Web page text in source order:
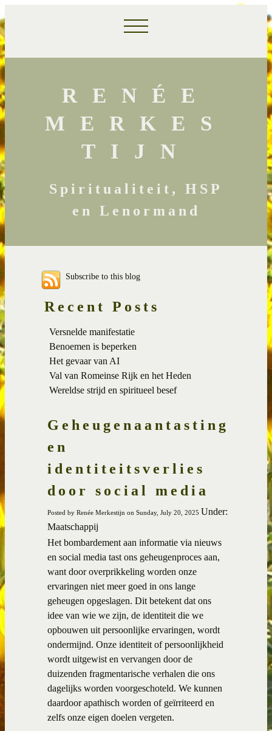
RENÉE
MERKES
TIJN
Spiritualiteit, HSP
en Lenormand
Subscribe to this blog
Recent Posts
Versnelde manifestatie
Benoemen is beperken
Het gevaar van AI
Val van Romeinse Rijk en het Heden
Wereldse strijd en spiritueel besef
Geheugenaantasting
en
identiteitsverlies
door social media
Posted by Renée Merkestijn on Sunday, July 20, 2025 Under:
Maatschappij
Het bombardement aan informatie via nieuws
en social media tast ons geheugenproces aan,
want door overprikkeling worden onze
ervaringen niet meer goed in ons lange
geheugen opgeslagen. Dit betekent dat ons
idee van wie we zijn, de identiteit die we
opbouwen uit persoonlijke ervaringen, wordt
ondermijnd. Onze identiteit of persoonlijkheid
wordt uitgewist en vervangen door de
duizenden fragmentarische verhalen die ons
dagelijks worden voorgeschoteld. We kunnen
daardoor apathisch worden of geïrriteerd en
zelfs onze eigen doelen vergeten.